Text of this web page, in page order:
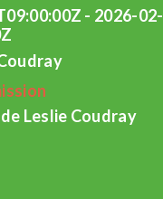
- 2026-02-
Leslie Coudray